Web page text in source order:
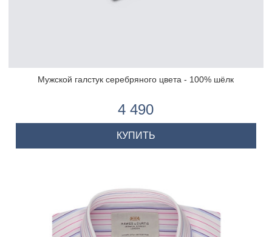
Мужской галстук серебряного цвета - 100% шёлк
4 490
КУПИТЬ